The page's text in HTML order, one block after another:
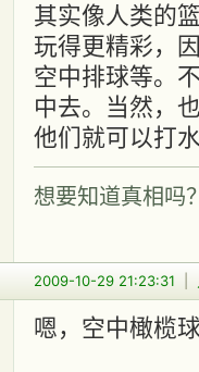
其实像人类的
玩得更精彩，
空中排球等。
中去。当然，
他们就可以打
想要知道真相吗
2009-10-29 21:23:31
嗯，空中橄榄